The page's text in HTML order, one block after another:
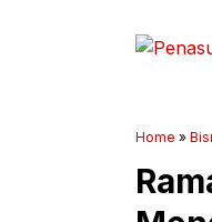
Home »